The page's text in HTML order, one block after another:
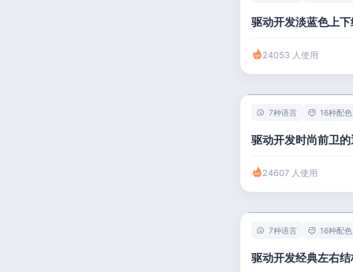
驱动开发淡蓝色上
24053 人使用
7种语言 16种配色
驱动开发时尚前卫
24607 人使用
7种语言 16种配色
驱动开发经典左右